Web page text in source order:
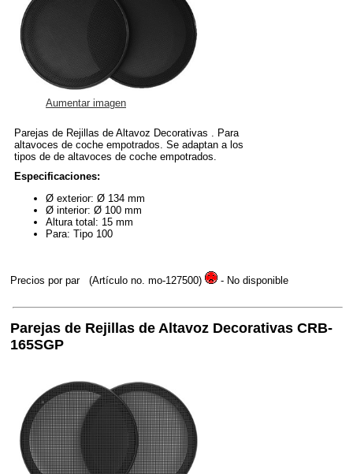
Aumentar imagen
Parejas de Rejillas de Altavoz Decorativas . Para
altavoces de coche empotrados. Se adaptan a los
tipos de de altavoces de coche empotrados.
Especificaciones:
Ø exterior: Ø 134 mm
Ø interior: Ø 100 mm
Altura total: 15 mm
Para: Tipo 100
Precios por par (Artículo no. mo-127500) - No disponible
Parejas de Rejillas de Altavoz Decorativas CRB-
165SGP